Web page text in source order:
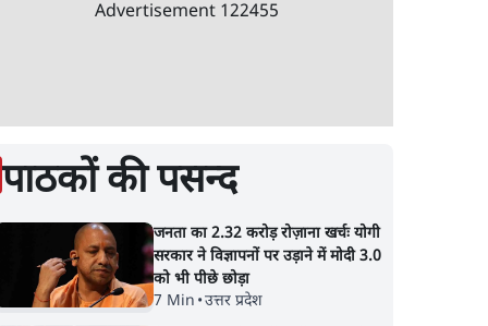
Advertisement 122455
पाठकों की पसन्द
जनता का 2.32 करोड़ रोज़ाना खर्चः योगी
सरकार ने विज्ञापनों पर उड़ाने में मोदी 3.0
को भी पीछे छोड़ा
7 Min •उत्तर प्रदेश